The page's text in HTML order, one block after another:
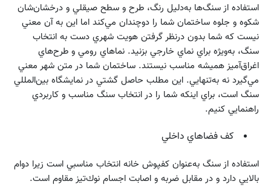
استفاده از سنگ‌ها به‌دليل رنگ، طرح و سطح صيقلي و درخشان‌شان
شكوه و جلوه ساختمان شما را دوچندان مي‌كند اما اين به آن معني
نيست كه شما بدون درنظر گرفتن هويت شهري دست به انتخاب
سنگ، به‌ويژه براي نماي خارجي بزنيد. نماهاي رومي و طرح‌هاي
اغراق‌آميز هميشه مناسب نيستند. ساختمان شما در متن شهر معني
مي‌گيرد نه به‌تنهايي. اين مطلب حاصل گشتي در نمايشگاه بين‌المللي
سنگ است، براي اينكه شما را در انتخاب سنگ مناسب و كاربردي
راهنمايي كنيم.
كف فضاهاي داخلي
استفاده از سنگ به‌عنوان كفپوش خانه انتخاب مناسبي است زيرا دوام
بالايي دارد و در مقابل ضربه و اصابت اجسام نوك‌تيز مقاوم است.